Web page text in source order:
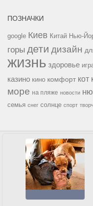
ПОЗНАЧКИ
google Киев Китай Нью-
горы дети дизайн
жизнь здоровье
казино кино комфорт кот
море на пляже новости ню
семья снег солнце спорт